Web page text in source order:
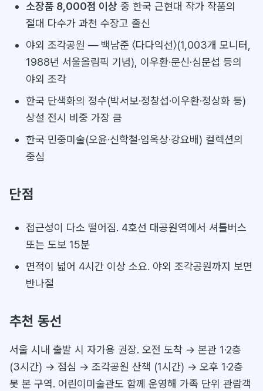
소장품 8,000점 이상 중 한국 근현대 작가 작품의
절대 다수가 과천 수장고 출신
야외 조각공원 — 백남준 〈다다익선〉(1,003개 모니터,
1988년 서울올림픽 기념), 이우환·문신·심문섭 등의
야외 조각
한국 단색화의 정수(박서보·정창섭·이우환·정상화 등)
상설 전시 비중 가장 큼
한국 민중미술(오윤·신학철·임옥상·강요배) 컬렉션의
중심
단점
접근성이 다소 떨어짐. 4호선 대공원역에서 셔틀버스
또는 도보 15분
면적이 넓어 4시간 이상 소요. 야외 조각공원까지 보면
반나절
추천 동선
서울 시내 출발 시 자가용 권장. 오전 도착 → 본관 1·2층
(3시간) → 점심 → 조각공원 산책 (1시간) → 오후 1·2층
못 본 구역. 어린이미술관도 함께 운영해 가족 단위 관람객